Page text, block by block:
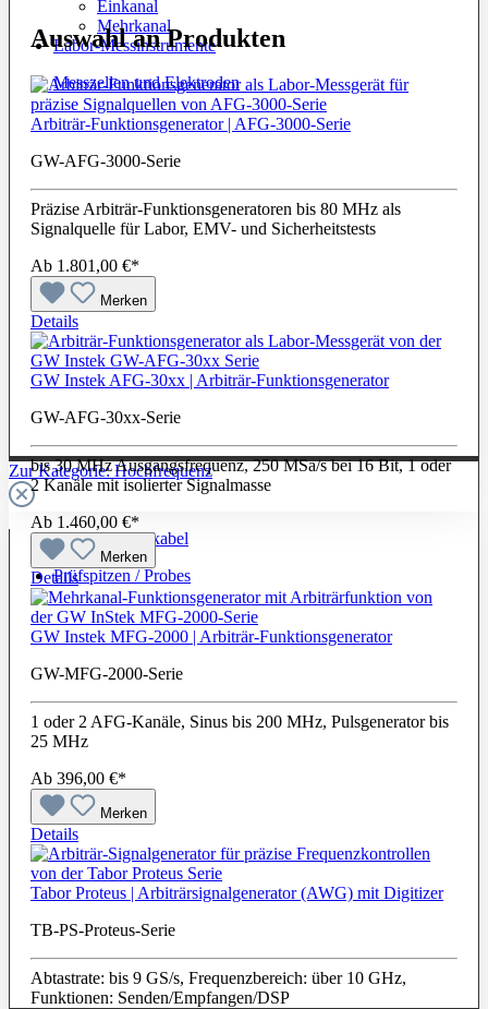
Einkanal
Mehrkanal
Labor-Messinstrumente
Messzellen und Elektroden
Zur Kategorie: Hochfrequenz
Hochfrequenzkabel
Prüfspitzen / Probes
Auswahl an Produkten
Arbiträr-Funktionsgenerator | AFG-3000-Serie
GW-AFG-3000-Serie
Präzise Arbiträr-Funktionsgeneratoren bis 80 MHz als
Signalquelle für Labor, EMV- und Sicherheitstests
Ab 1.801,00 €*
Merken
Details
GW Instek AFG-30xx | Arbiträr-Funktionsgenerator
GW-AFG-30xx-Serie
bis 30 MHz Ausgangsfrequenz, 250 MSa/s bei 16 Bit, 1 oder
2 Kanäle mit isolierter Signalmasse
Ab 1.460,00 €*
Merken
Details
GW Instek MFG-2000 | Arbiträr-Funktionsgenerator
GW-MFG-2000-Serie
1 oder 2 AFG-Kanäle, Sinus bis 200 MHz, Pulsgenerator bis
25 MHz
Ab 396,00 €*
Merken
Details
Tabor Proteus | Arbiträrsignalgenerator (AWG) mit Digitizer
TB-PS-Proteus-Serie
Abtastrate: bis 9 GS/s, Frequenzbereich: über 10 GHz,
Funktionen: Senden/Empfangen/DSP